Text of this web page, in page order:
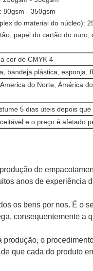
80gsm - 350gsm
do material do núcleo):
papel do cartão do
cor de CMYK 4
bandeja plástica, esponja,
do Norte, Ámérica
5 dias úteis depois
e o preço é afetado
de
anos de experiência
os bens por nos. É o
consequentemente a
produção, o
que cada do produto